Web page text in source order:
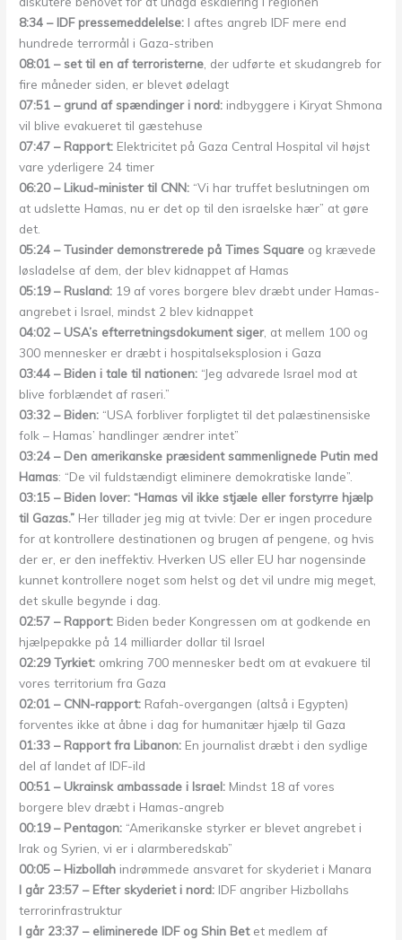
8:34 – IDF pressemeddelelse: I aftes angreb IDF mere end
hundrede terrormål i Gaza-striben
08:01 – set til en af terroristerne , der udførte et skudangreb for
fire måneder siden, er blevet ødelagt
07:51 – grund af spændinger i nord: indbyggere i Kiryat Shmona
vil blive evakueret til gæstehuse
07:47 – Rapport: Elektricitet på Gaza Central Hospital vil højst
vare yderligere 24 timer
06:20 – Likud-minister til CNN: “Vi har truffet beslutningen om
at udslette Hamas, nu er det op til den israelske hær” at gøre
det.
05:24 – Tusinder demonstrerede på Times Square og krævede
løsladelse af dem, der blev kidnappet af Hamas
05:19 – Rusland: 19 af vores borgere blev dræbt under Hamas-
angrebet i Israel, mindst 2 blev kidnappet
04:02 – USA’s efterretningsdokument siger, at mellem 100 og
300 mennesker er dræbt i hospitalseksplosion i Gaza
03:44 – Biden i tale til nationen: “Jeg advarede Israel mod at
blive forblændet af raseri.”
03:32 – Biden: “USA forbliver forpligtet til det palæstinensiske
folk – Hamas’ handlinger ændrer intet”
03:24 – Den amerikanske præsident sammenlignede Putin med
Hamas: “De vil fuldstændigt eliminere demokratiske lande”.
03:15 – Biden lover: “Hamas vil ikke stjæle eller forstyrre hjælp
til Gazas.” Her tillader jeg mig at tvivle: Der er ingen procedure
for at kontrollere destinationen og brugen af pengene, og hvis
der er, er den ineffektiv. Hverken US eller EU har nogensinde
kunnet kontrollere noget som helst og det vil undre mig meget,
det skulle begynde i dag.
02:57 – Rapport: Biden beder Kongressen om at godkende en
hjælpepakke på 14 milliarder dollar til Israel
02:29 Tyrkiet: omkring 700 mennesker bedt om at evakuere til
vores territorium fra Gaza
02:01 – CNN-rapport: Rafah-overgangen (altså i Egypten)
forventes ikke at åbne i dag for humanitær hjælp til Gaza
01:33 – Rapport fra Libanon: En journalist dræbt i den sydlige
del af landet af IDF-ild
00:51 – Ukrainsk ambassade i Israel: Mindst 18 af vores
borgere blev dræbt i Hamas-angreb
00:19 – Pentagon: “Amerikanske styrker er blevet angrebet i
Irak og Syrien, vi er i alarmberedskab”
00:05 – Hizbollah indrømmede ansvaret for skyderiet i Manara
I går 23:57 – Efter skyderiet i nord: IDF angriber Hizbollahs
terrorinfrastruktur
I går 23:37 – eliminerede IDF og Shin Betet medlem af